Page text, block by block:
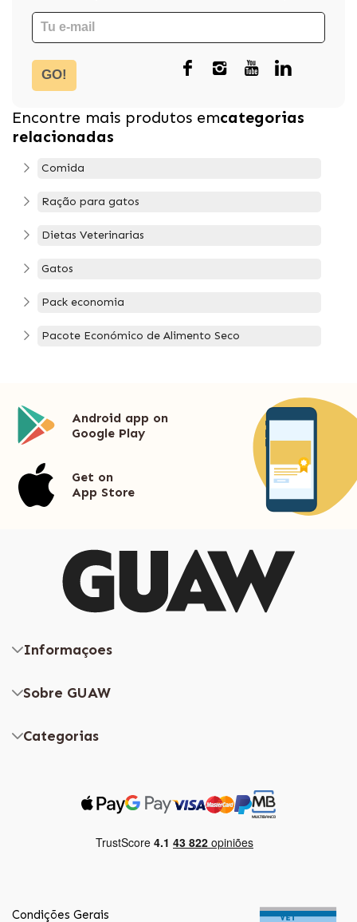
GO!
Encontre mais produtos emcategorias
relacionadas
Comida
Ração para gatos
Dietas Veterinarias
Gatos
Pack economia
Pacote Económico de Alimento Seco
Android app on
Google Play
Get on
App Store
Informaçoes
Sobre GUAW
Categorias
Condições Gerais